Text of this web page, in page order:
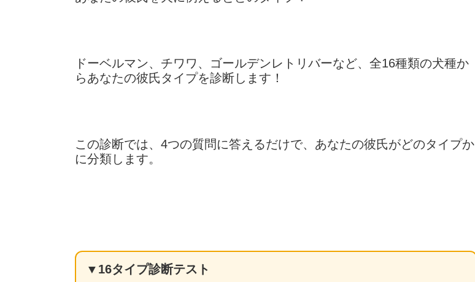
ドーベルマン、チワワ、ゴールデンレトリバーなど、全16種類の犬種か
らあなたの彼氏タイプを診断します！
この診断では、4つの質問に答えるだけで、あなたの彼氏がどのタイプか
に分類します。
▼16タイプ診断テスト